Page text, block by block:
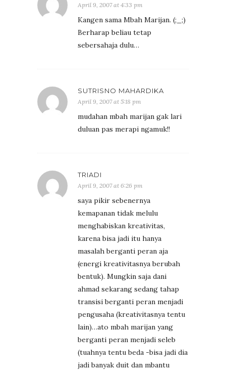
April 9, 2007 at 4:33 pm
Kangen sama Mbah Marijan. (;_;)
Berharap beliau tetap
sebersahaja dulu…
SUTRISNO MAHARDIKA
April 9, 2007 at 5:18 pm
mudahan mbah marijan gak lari
duluan pas merapi ngamuk!!
TRIADI
April 9, 2007 at 6:26 pm
saya pikir sebenernya
kemapanan tidak melulu
menghabiskan kreativitas,
karena bisa jadi itu hanya
masalah berganti peran aja
(energi kreativitasnya berubah
bentuk). Mungkin saja dani
ahmad sekarang sedang tahap
transisi berganti peran menjadi
pengusaha (kreativitasnya tentu
lain)…ato mbah marijan yang
berganti peran menjadi seleb
(tuahnya tentu beda -bisa jadi dia
jadi banyak duit dan mbantu